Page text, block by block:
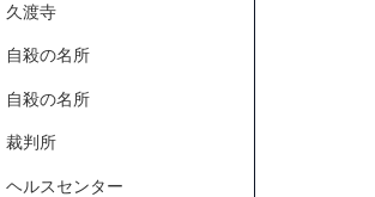
久渡寺
自殺の名所
自殺の名所
裁判所
ヘルスセンター